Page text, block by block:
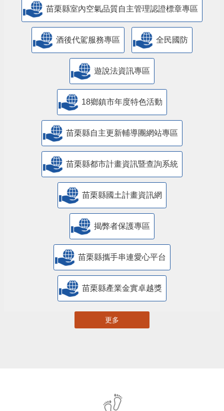
苗栗縣室內空氣品質自主管理認證標章專區
酒後代駕服務專區 全民國防
遊說法資訊專區
18鄉鎮市年度特色活動
苗栗縣自主更新輔導團網站專區
苗栗縣都市計畫資訊暨查詢系統
苗栗縣國土計畫資訊網
揭弊者保護專區
苗栗縣攜手串連愛心平台
苗栗縣產業金實卓越獎
更多